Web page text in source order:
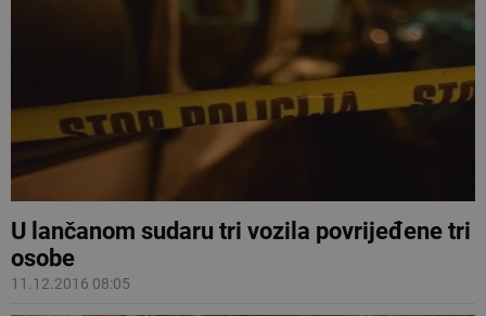
U lančanom sudaru tri vozila povrijeđene tri
osobe
11.12.2016 08:05